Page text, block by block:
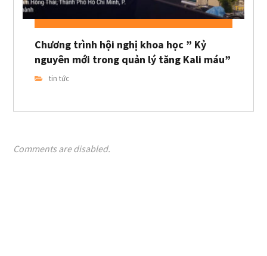
Chương trình hội nghị khoa học ” Kỷ
nguyên mới trong quản lý tăng Kali máu”
tin tức
Comments are disabled.